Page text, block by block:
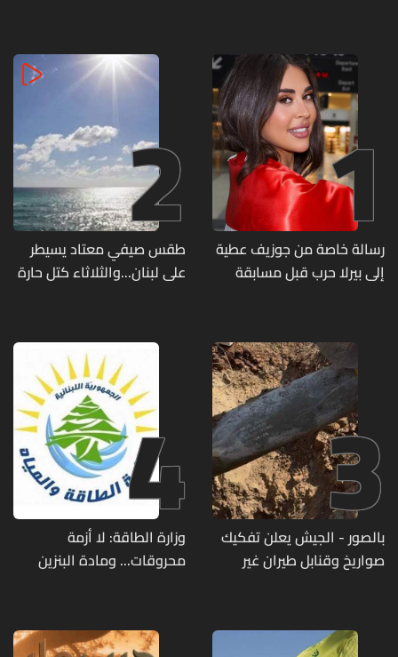
1
رسالة خاصة من جوزيف عطية
إلى بيرلا حرب قبل مسابقة
2
طقس صيفي معتاد يسيطر
على لبنان...والثلاثاء كتل حارة
3
بالصور - الجيش يعلن تفكيك
صواريخ وقنابل طيران غير
4
وزارة الطاقة: لا أزمة
محروقات... ومادة البنزين